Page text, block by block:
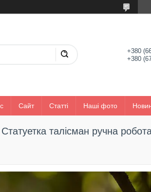
+380
+380
Сайт Статті Наші фото
талісман ручна